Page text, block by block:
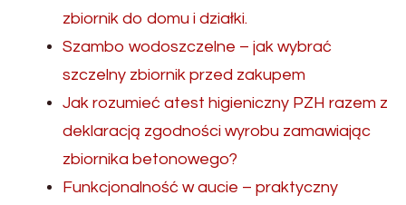
zbiornik do domu i działki.
Szambo wodoszczelne – jak wybrać
szczelny zbiornik przed zakupem
Jak rozumieć atest higieniczny PZH razem z
deklaracją zgodności wyrobu zamawiając
zbiornika betonowego?
Funkcjonalność w aucie – praktyczny